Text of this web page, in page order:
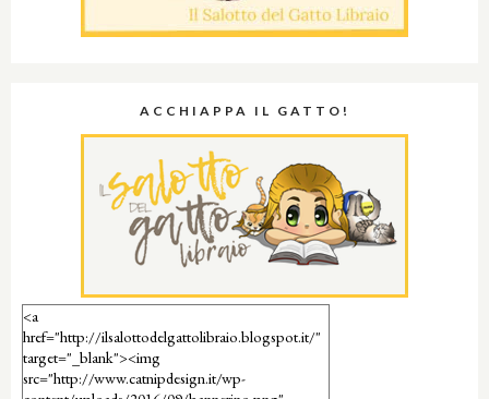
ACCHIAPPA IL GATTO!